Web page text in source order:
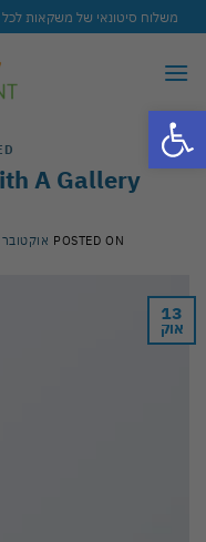
פתח סרגל נגישות
Skip
to
content
משלוח סיטונאי של משקאות לכל הארץ
A Gallery
POSTED ON אוקטובר 13, 2015
13
אוק